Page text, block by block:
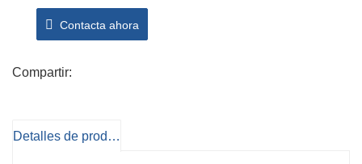
Esto reduce la cantidad de viajes necesarios y
aumenta la eficiencia general.
están diseñados para acomodar varios tipos de
Contacta ahora
Compartir:
Detalles de producto